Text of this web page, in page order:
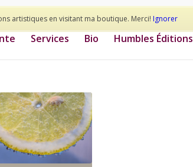
artistiques en visitant ma boutique. Merci! Ignorer
Services Bio Humbles Éditions